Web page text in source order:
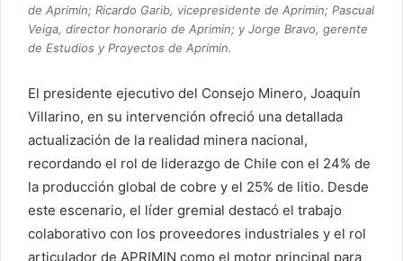
de Aprimin; Ricardo Garib, vicepresidente de Aprimin; Pascual
Veiga, director honorario de Aprimin; y Jorge Bravo, gerente
de Estudios y Proyectos de Aprimin.
El presidente ejecutivo del Consejo Minero, Joaquín
Villarino, en su intervención ofreció una detallada
actualización de la realidad minera nacional,
recordando el rol de liderazgo de Chile con el 24% de
la producción global de cobre y el 25% de litio. Desde
este escenario, el líder gremial destacó el trabajo
colaborativo con los proveedores industriales y el rol
articulador de APRIMIN como el motor principal para